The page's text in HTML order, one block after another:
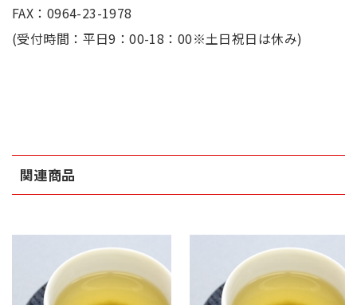
FAX：0964-23-1978
(受付時間：平日9：00-18：00※土日祝日は休み)
関連商品